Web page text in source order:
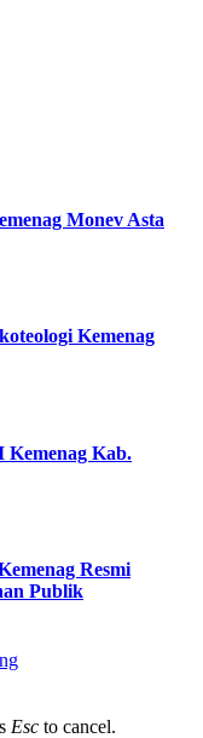
Monev Asta
Kemenag
Kemenag Kab.
Resmi
Publik
Esc to cancel.